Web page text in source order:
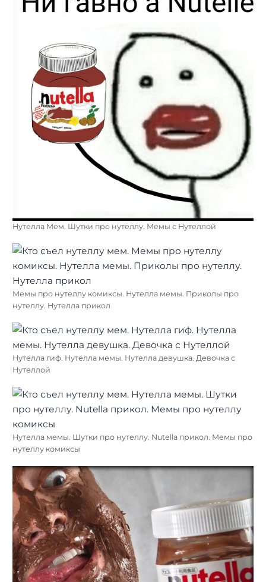
Нутелла Мем. Шутки про нутеллу. Мемы с Нутеллой
Мемы про нутеллу комиксы. Нутелла мемы. Приколы про
нутеллу. Нутелла прикол
Нутелла гиф. Нутелла мемы. Нутелла девушка. Девочка с
Нутеллой
Нутелла мемы. Шутки про нутеллу. Nutella прикол. Мемы про
нутеллу комиксы